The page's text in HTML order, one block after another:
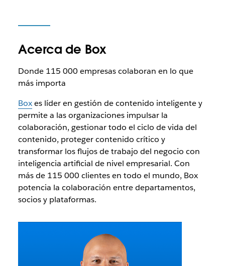
Acerca de Box
Donde 115 000 empresas colaboran en lo que
más importa
Boxes líder en gestión de contenido inteligente y
permite a las organizaciones impulsar la
colaboración, gestionar todo el ciclo de vida del
contenido, proteger contenido crítico y
transformar los flujos de trabajo del negocio con
inteligencia artificial de nivel empresarial. Con
más de 115 000 clientes en todo el mundo, Box
potencia la colaboración entre departamentos,
socios y plataformas.